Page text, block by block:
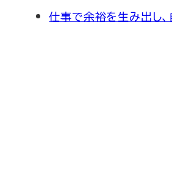
仕事で余裕を生み出し